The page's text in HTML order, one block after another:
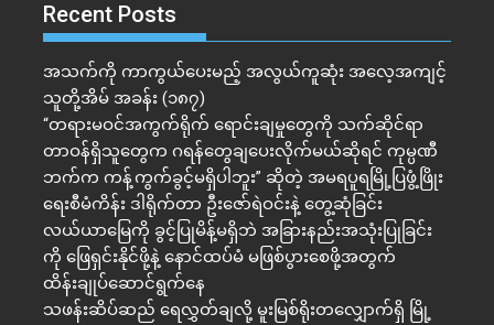
Recent Posts
အသက်ကို ကာကွယ်ပေးမည့် အလွယ်ကူဆုံး အလေ့အကျင့်
သူတို့အိမ် အခန်း (၁၈၇)
“တရားမဝင်အကွက်ရိုက် ရောင်းချမှုတွေကို သက်ဆိုင်ရာ
တာဝန်ရှိသူတွေက ဂရန်တွေချပေးလိုက်မယ်ဆိုရင် ကုမ္ပဏီ
ဘက်က ကန့်ကွက်ခွင့်မရှိပါဘူး” ဆိုတဲ့ အမရပူရမြို့ပြဖွံ့ဖြိုး
ရေးစီမံကိန်း ဒါရိုက်တာ ဦးဇော်ရဲဝင်းနဲ့ တွေ့ဆုံခြင်း
လယ်ယာမြေကို ခွင့်ပြုမိန့်မရှိဘဲ အခြားနည်းအသုံးပြုခြင်း
ကို ဖြေရှင်းနိုင်ဖို့နဲ့ နောင်ထပ်မံ မဖြစ်ပွားစေဖို့အတွက်
ထိန်းချုပ်ဆောင်ရွက်နေ
သဖန်းဆိပ်ဆည် ရေလွှတ်ချလို့ မူးမြစ်ရိုးတလျှောက်ရှိ မြို့